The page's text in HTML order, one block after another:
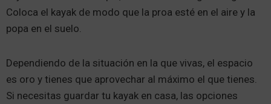
Coloca el kayak de modo que la proa esté en el aire y la
popa en el suelo.
Dependiendo de la situación en la que vivas, el espacio
es oro y tienes que aprovechar al máximo el que tienes.
Si necesitas guardar tu kayak en casa, las opciones